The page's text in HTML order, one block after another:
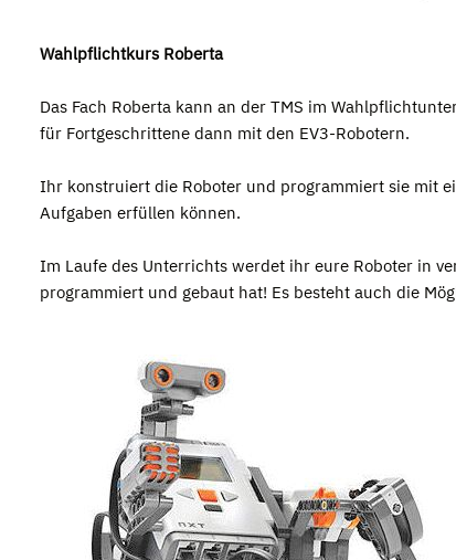
Wahlpflichtkurs Roberta
Das Fach Roberta kann an der TMS im
für Fortgeschrittene dann mit den EV3-Robotern.
Ihr konstruiert die Roboter und programmiert sie mit
Aufgaben erfüllen können.
Im Laufe des Unterrichts werdet ihr eure Roboter in
programmiert und gebaut hat! Es besteht auch die